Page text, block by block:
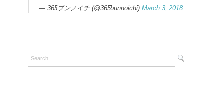
— 365ブンノイチ (@365bunnoichi) March 3, 2018